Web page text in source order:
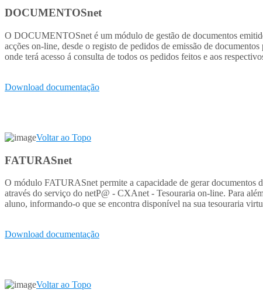
DOCUMENTOSnet
O DOCUMENTOSnet é um módulo de gestão de documentos
acções on-line, desde o registo de pedidos de emissão de
onde terá acesso á consulta de todos os pedidos feitos e aos
Download documentação
Voltar ao Topo
FATURASnet
O módulo FATURASnet permite a capacidade de gerar documentos
através do serviço do netP@ - CXAnet - Tesouraria on-line. Para
aluno, informando-o que se encontra disponível na sua tesouraria
Download documentação
Voltar ao Topo